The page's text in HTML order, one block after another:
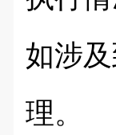
如涉
理。